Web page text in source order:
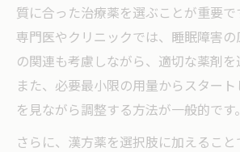
質に合った治療薬を選ぶことが重要
専門医やクリニックでは、睡眠障害の
の関連も考慮しながら、適切な薬剤を
また、必要最小限の用量からスター
を見ながら調整する方法が一般的です。
さらに、漢方薬を選択肢に加えるこ